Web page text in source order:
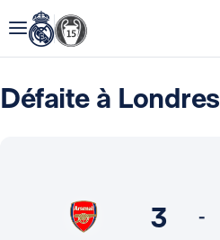
Défaite à Londres
3 -